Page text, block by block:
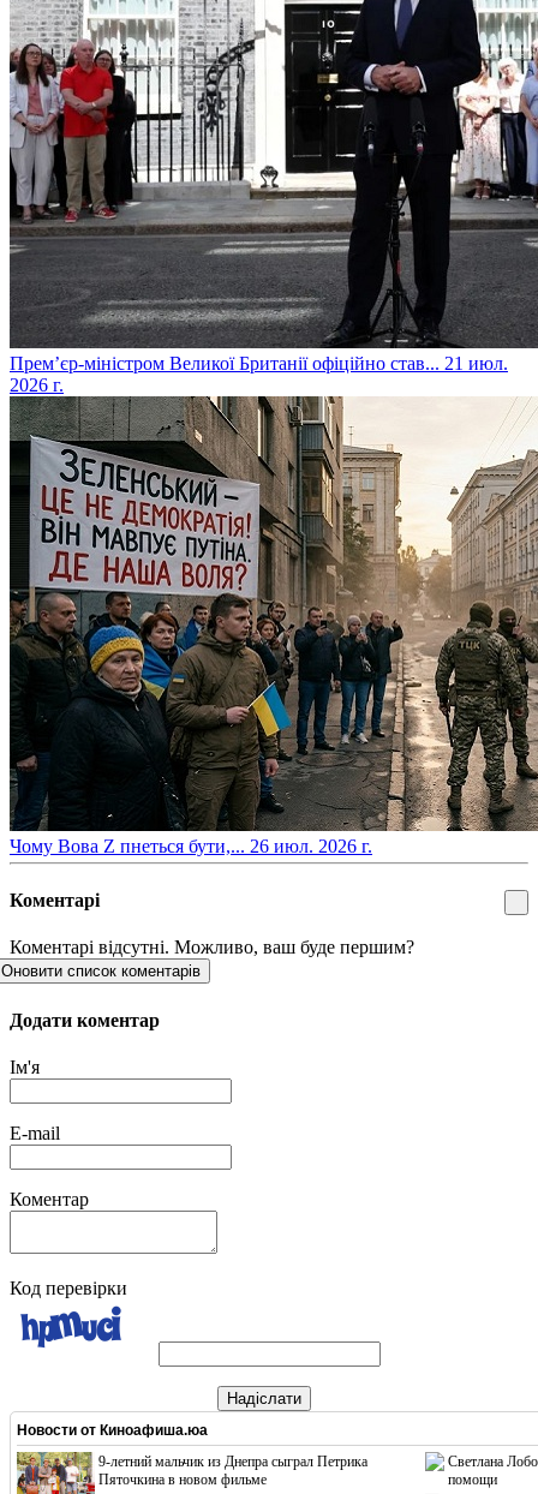
​Прем’єр-міністром Великої Британії офіційно став... 21 июл.
2026 г.
​Чому Вова Z пнеться бути,... 26 июл. 2026 г.
Коментарі
Коментарі відсутні. Можливо, ваш буде першим?
Оновити список коментарів
Додати коментар
Ім'я
E-mail
Коментар
Код перевірки
Надіслати
Новости от Киноафиша.юа
9-летний мальчик из Днепра сыграл Петрика
Пяточкина в новом фильме
Светлана
помощи